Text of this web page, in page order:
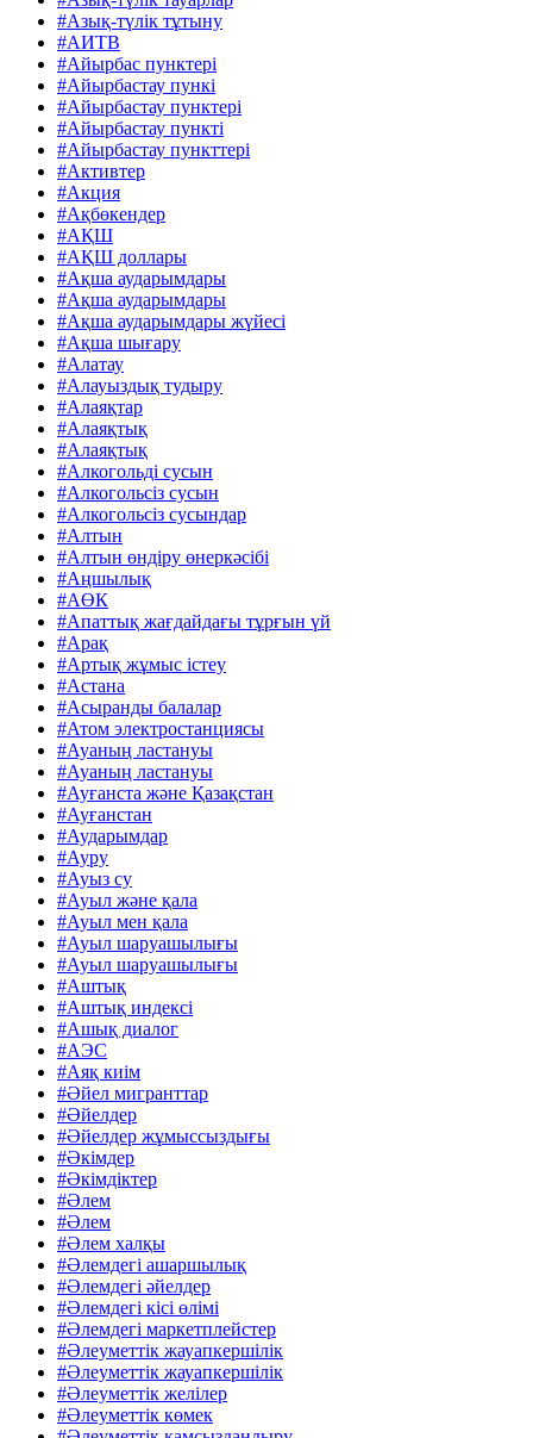
#Азық-түлік тұтыну
#АИТВ
#Айырбас пунктері
#Айырбастау пункі
#Айырбастау пунктері
#Айырбастау пункті
#Айырбастау пункттері
#Активтер
#Акция
#Ақбөкендер
#АҚШ
#АҚШ доллары
#Ақша аударымдары
#Ақша аударымдары
#Ақша аударымдары жүйесі
#Ақша шығару
#Алатау
#Алауыздық тудыру
#Алаяқтар
#Алаяқтық
#Алаяқтық
#Алкогольді сусын
#Алкогольсіз сусын
#Алкогольсіз сусындар
#Алтын
#Алтын өндіру өнеркәсібі
#Аңшылық
#АӨК
#Апаттық жағдайдағы тұрғын үй
#Арақ
#Артық жұмыс істеу
#Астана
#Асыранды балалар
#Атом электростанциясы
#Ауаның ластануы
#Ауаның ластануы
#Ауғанста және Қазақстан
#Ауғанстан
#Аударымдар
#Ауру
#Ауыз су
#Ауыл және қала
#Ауыл мен қала
#Ауыл шаруашылығы
#Ауыл шаруашылығы
#Аштық
#Аштық индексі
#Ашық диалог
#АЭС
#Аяқ киім
#Әйел мигранттар
#Әйелдер
#Әйелдер жұмыссыздығы
#Әкімдер
#Әкімдіктер
#Әлем
#Әлем
#Әлем халқы
#Әлемдегі ашаршылық
#Әлемдегі әйелдер
#Әлемдегі кісі өлімі
#Әлемдегі маркетплейстер
#Әлеуметтік жауапкершілік
#Әлеуметтік жауапкершілік
#Әлеуметтік желілер
#Әлеуметтік көмек